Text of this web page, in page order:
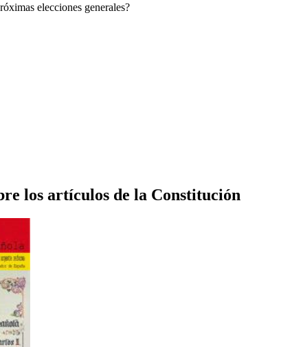
elecciones generales?
los artículos de la Constitución